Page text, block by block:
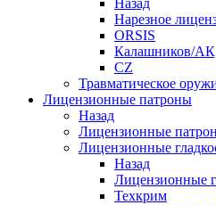
Назад
Нарезное
ORSIS
Калашников/
CZ
Травматическое
Лицензионные патроны
Назад
Лицензионные
Лицензионные
Назад
Лицензионные
Техкрим